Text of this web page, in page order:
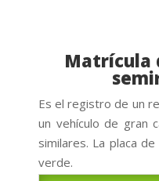
Matrícula
Es el registro de un
un vehículo de gran
similares. La placa
verde.